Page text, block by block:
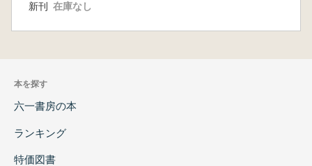
新刊 在庫なし
本を探す
六一書房の本
ランキング
特価図書